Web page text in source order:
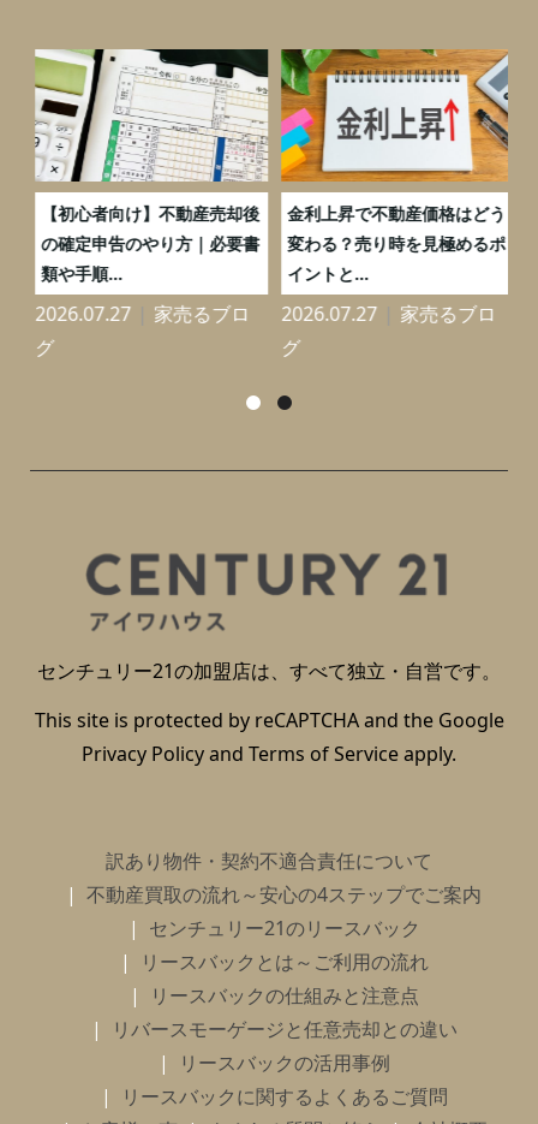
【初心者向け】不動産売却後
の確定申告のやり方｜必要書
類や手順...
2026.07.27
家売るブロ
グ
金利上昇で不動産価格はどう
変わる？売り時を見極めるポ
イントと...
2026.07.27
家売るブロ
グ
センチュリー21の加盟店は、すべて独立・自営です。
This site is protected by reCAPTCHA and the Google
Privacy Policyand Terms of Serviceapply.
訳あり物件・契約不適合責任について
不動産買取の流れ～安心の4ステップでご案内
センチュリー21のリースバック
リースバックとは～ご利用の流れ
リースバックの仕組みと注意点
リバースモーゲージと任意売却との違い
リースバックの活用事例
リースバックに関するよくあるご質問